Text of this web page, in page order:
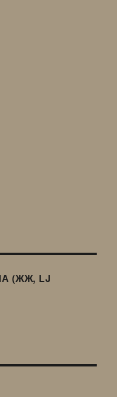
(ЖЖ, LJ